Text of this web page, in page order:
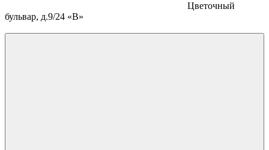
Цветочный
бульвар, д.9/24 «В»